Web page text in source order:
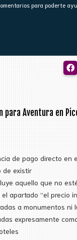
para poderte
para Aventura en
de pago directo en
de existir
aquello que no
apartado “el precio
a monumentos ni
expresamente